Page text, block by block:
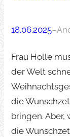
18.06.2025–
Frau Holle
der Welt
die
bringen. Aber,
die